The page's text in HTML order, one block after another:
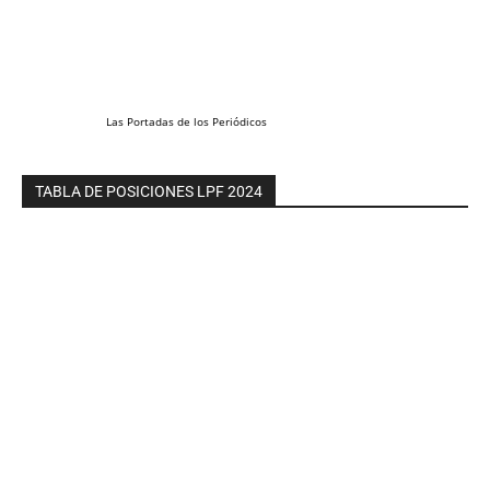
Las Portadas de los Periódicos
TABLA DE POSICIONES LPF 2024